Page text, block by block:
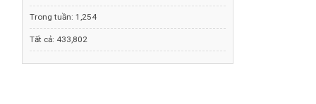
Trong tuần: 1,254
Tất cả: 433,802